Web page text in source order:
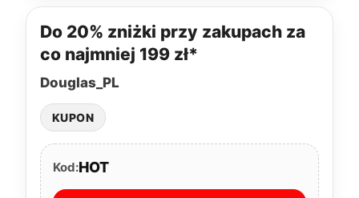
Do 20% zniżki przy zakupach za
co najmniej 199 zł*
Douglas_PL
KUPON
Kod:HOT